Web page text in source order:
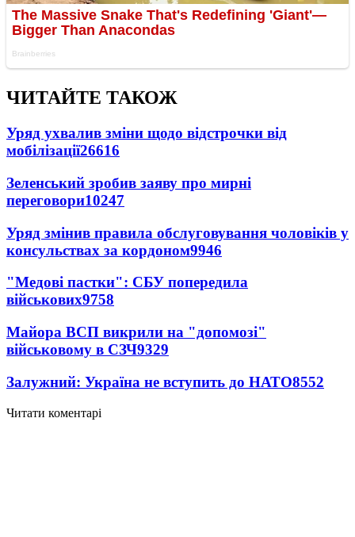
ЧИТАЙТЕ ТАКОЖ
Уряд ухвалив зміни щодо відстрочки від
мобілізації26616
Зеленський зробив заяву про мирні
переговори10247
Уряд змінив правила обслуговування чоловіків у
консульствах за кордоном9946
"Медові пастки": СБУ попередила
військових9758
Майора ВСП викрили на "допомозі"
військовому в СЗЧ9329
Залужний: Україна не вступить до НАТО8552
Читати коментарі